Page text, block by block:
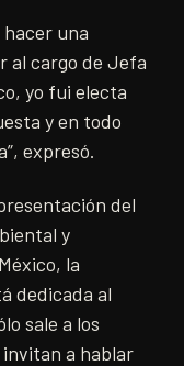
hacer una
al cargo de Jefa
yo fui electa
y en todo
expresó.
del
y
la
dedicada al
sale a los
a hablar